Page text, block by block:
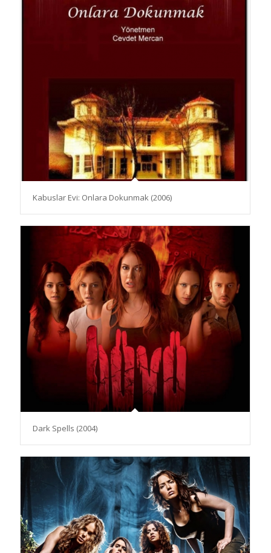
Kabuslar Evi: Onlara Dokunmak (2006)
Dark Spells (2004)